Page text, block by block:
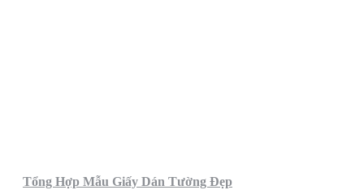
Tổng Hợp Mẫu Giấy Dán Tường Đẹp